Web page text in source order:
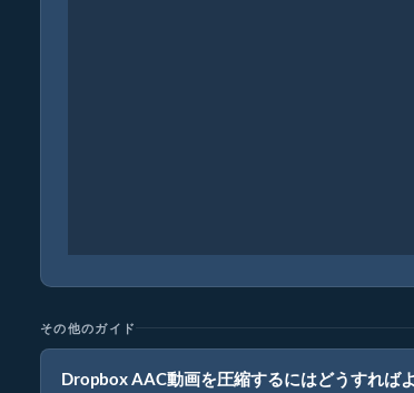
その他のガイド
Dropbox AAC動画を圧縮するにはどうすれば